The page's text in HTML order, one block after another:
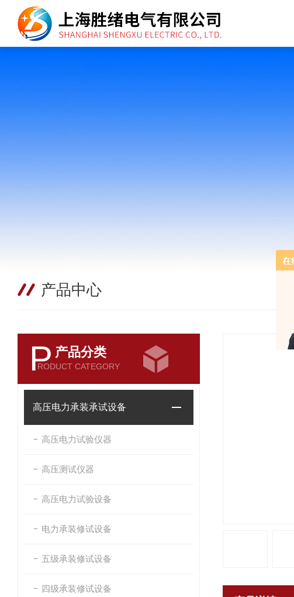
产品中心
P 产品分类
RODUCT CATEGORY
高压电力承装承试设备
高压电力试验仪器
高压测试仪器
高压电力试验设备
电力承装修试设备
五级承装修试设备
四级承装修试设备